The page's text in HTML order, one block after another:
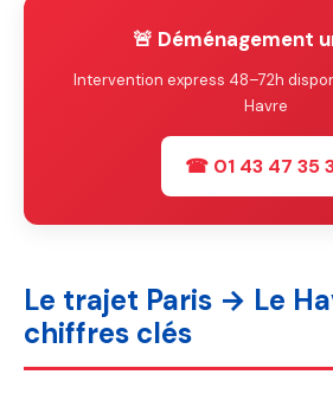
🚨 Déménagement
Intervention express 48–72h
Havre
☎ 01 43 47 35
Le trajet Paris → Le
chiffres clés